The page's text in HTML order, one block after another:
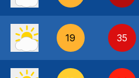
19 35